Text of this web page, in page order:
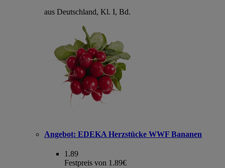
aus Deutschland, Kl. I, Bd.
Angebot: EDEKA Herzstücke WWF Bananen
1.89
Festpreis von 1.89€